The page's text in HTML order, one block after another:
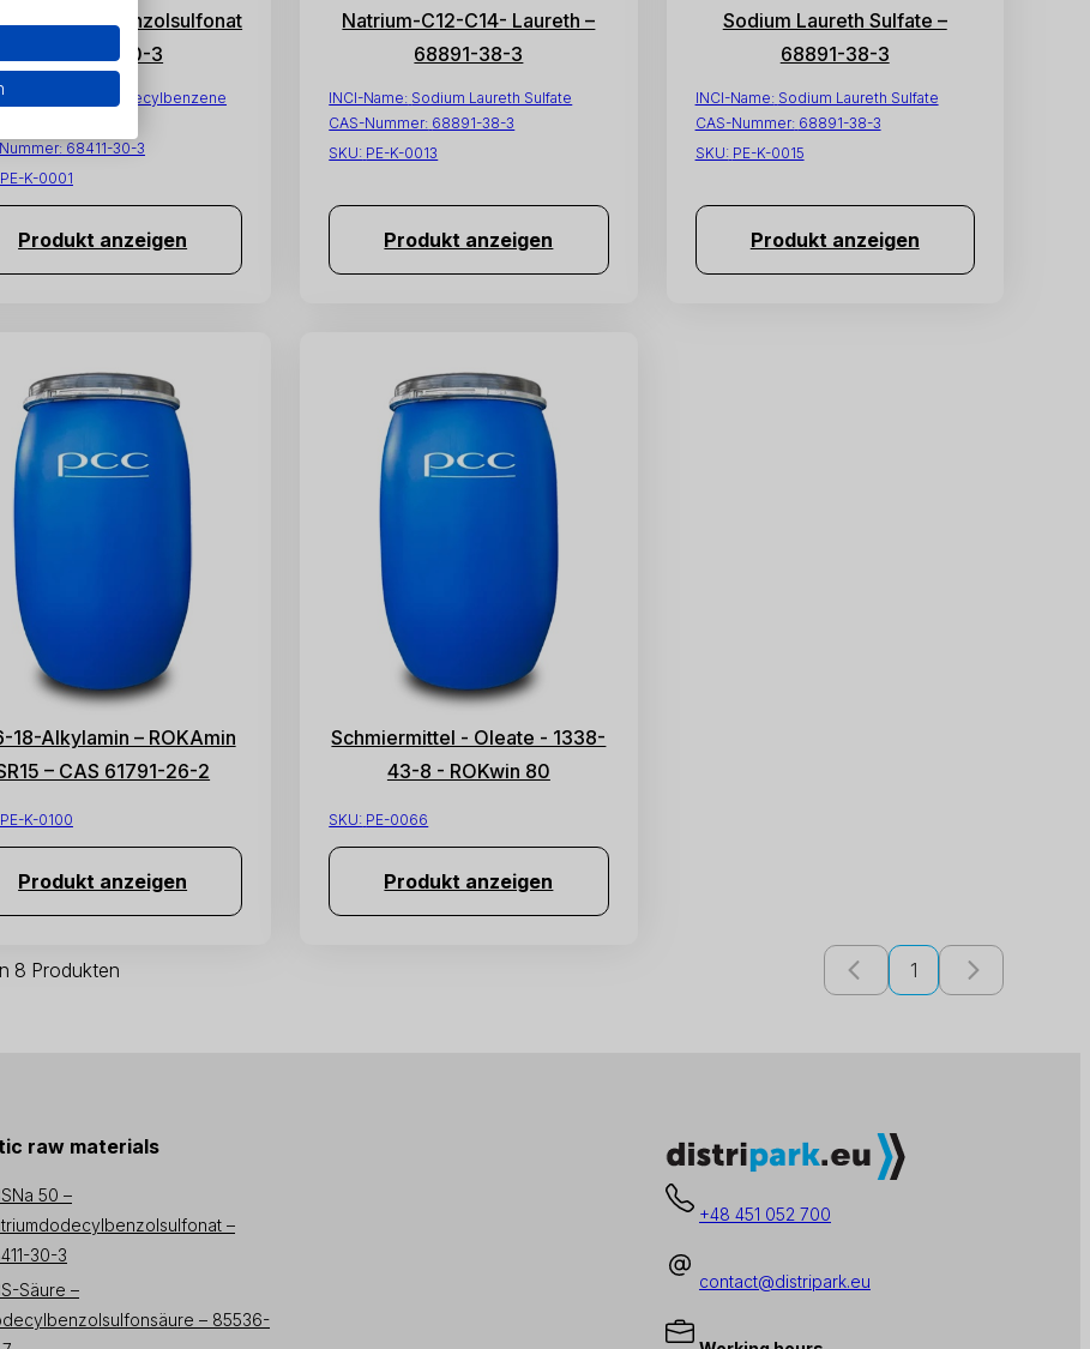
– 68411-30-3
Sodium Dodecylbenzene
68411-30-3
PE-K-0001
Produkt anzeigen
Natrium-C12-C14- Laureth –
68891-38-3
INCI-Name: Sodium Laureth Sulfate
CAS-Nummer: 68891-38-3
SKU: PE-K-0013
Produkt anzeigen
Sodium Laureth Sulfate –
68891-38-3
INCI-Name: Sodium Laureth Sulfate
CAS-Nummer: 68891-38-3
SKU: PE-K-0015
Produkt anzeigen
18-Alkylamin – ROKAmin
– CAS 61791-26-2
PE-K-0100
Produkt anzeigen
Schmiermittel - Oleate - 1338-
43-8 - ROKwin 80
SKU: PE-0066
Produkt anzeigen
8 Produkten 1
raw materials
50 –
–
30-3
Säure –
– 85536-
+48 451 052 700
contact@distripark.eu